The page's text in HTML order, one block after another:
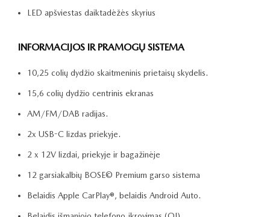
LED apšviestas daiktadėžės skyrius
INFORMACIJOS IR PRAMOGŲ SISTEMA
10,25 colių dydžio skaitmeninis prietaisų skydelis.
15,6 colių dydžio centrinis ekranas
AM/FM/DAB radijas.
2x USB-C lizdas priekyje.
2 x 12V lizdai, priekyje ir bagažinėje
12 garsiakalbių BOSE© Premium garso sistema
Belaidis Apple CarPlay®, belaidis Android Auto.